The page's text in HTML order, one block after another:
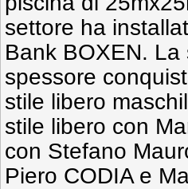
settore ha
Bank BOXEN.
spessore
stile libero
stile libero con
con Stefano
Piero CODIA e